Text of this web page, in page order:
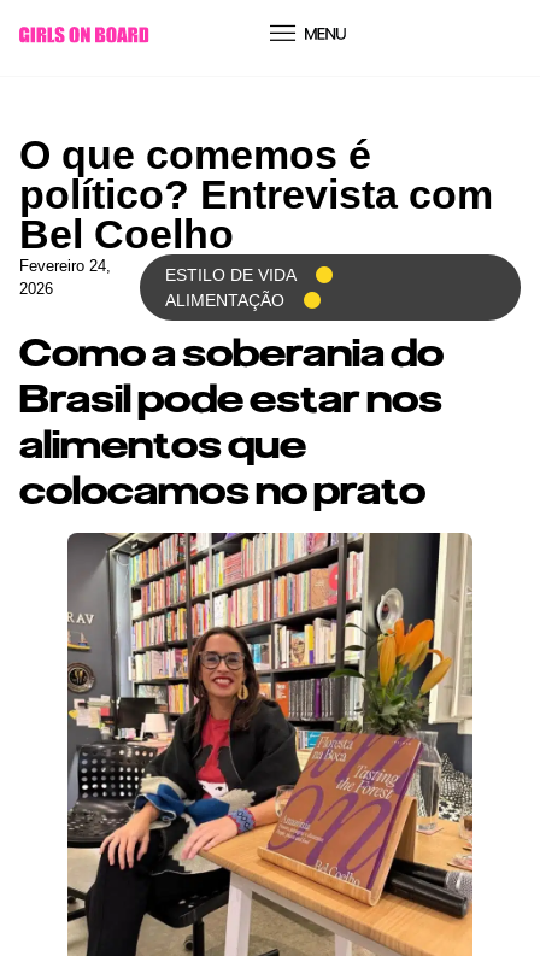
conteúdo
O que comemos é
político? Entrevista com
Bel Coelho
Fevereiro 24,
2026
ESTILO DE VIDA
ALIMENTAÇÃO
Como a soberania do
Brasil pode estar nos
alimentos que
colocamos no prato